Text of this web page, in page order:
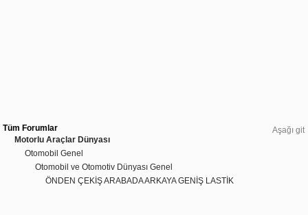
Aşağı git
Tüm Forumlar
Motorlu Araçlar Dünyası
Otomobil Genel
Otomobil ve Otomotiv Dünyası Genel
ÖNDEN ÇEKİŞ ARABADA ARKAYA GENİŞ LASTİK